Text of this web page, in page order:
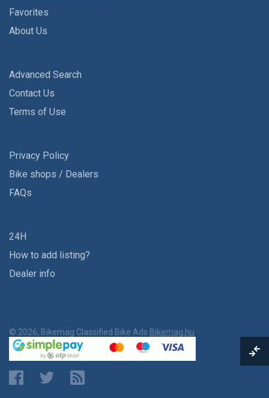
Favorites
About Us
Advanced Search
Contact Us
Terms of Use
Privacy Policy
Bike shops / Dealers
FAQs
24H
How to add listing?
Dealer info
© 2026, Bikemag Classified Bike Ads Bikemag.hu